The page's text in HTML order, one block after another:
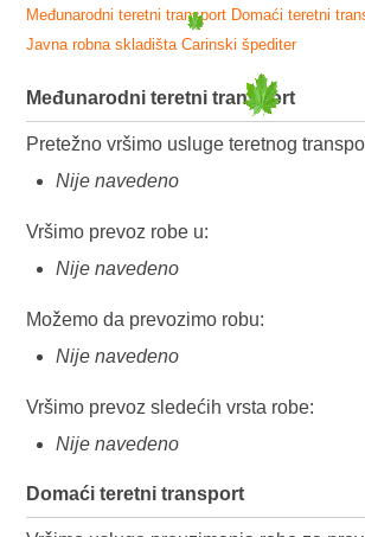
Međunarodni teretni transport Domaći teretni
Javna robna skladišta Carinski špediter
Međunarodni teretni transport
Pretežno vršimo usluge teretnog
Nije navedeno
Vršimo prevoz robe u:
Nije navedeno
Možemo da prevozimo robu:
Nije navedeno
Vršimo prevoz sledećih vrsta robe:
Nije navedeno
Domaći teretni transport